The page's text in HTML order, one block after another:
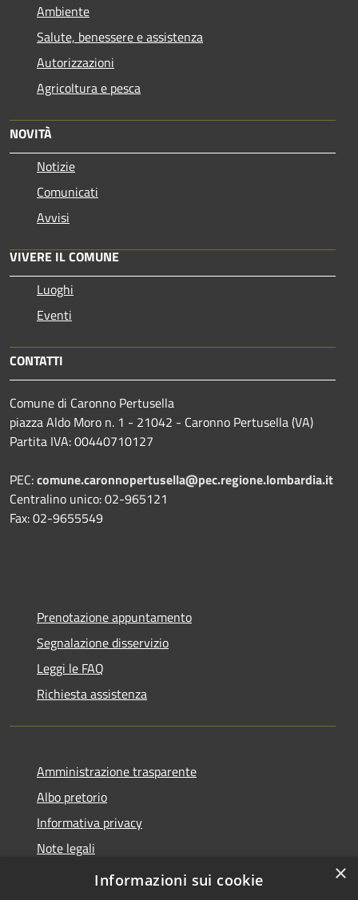
Ambiente
Salute, benessere e assistenza
Autorizzazioni
Agricoltura e pesca
NOVITÀ
Notizie
Comunicati
Avvisi
VIVERE IL COMUNE
Luoghi
Eventi
CONTATTI
Comune di Caronno Pertusella
piazza Aldo Moro n. 1 - 21042 - Caronno Pertusella (VA)
Partita IVA: 00440710127
PEC:comune.caronnopertusella@pec.regione.lombardia.it
Centralino unico: 02-965121
Fax: 02-9655549
Prenotazione appuntamento
Segnalazione disservizio
Leggi le FAQ
Richiesta assistenza
Amministrazione trasparente
Albo pretorio
Informativa privacy
Note legali
Dichiarazione di accessibilità
×
Informazioni sui cookie